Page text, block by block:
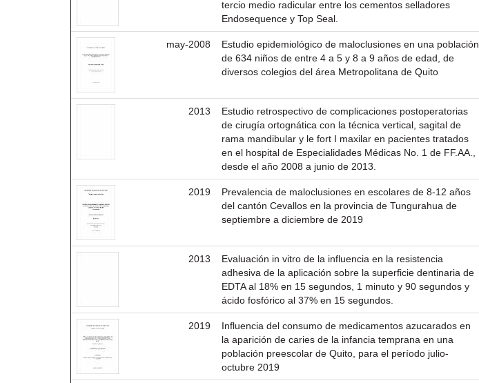
tercio medio radicular entre los cementos selladores
Endosequence y Top Seal.
may-2008
Estudio epidemiológico de maloclusiones en una población
de 634 niños de entre 4 a 5 y 8 a 9 años de edad, de
diversos colegios del área Metropolitana de Quito
2013
Estudio retrospectivo de complicaciones postoperatorias
de cirugía ortognática con la técnica vertical, sagital de
rama mandibular y le fort I maxilar en pacientes tratados
en el hospital de Especialidades Médicas No. 1 de FF.AA.,
desde el año 2008 a junio de 2013.
2019
Prevalencia de maloclusiones en escolares de 8-12 años
del cantón Cevallos en la provincia de Tungurahua de
septiembre a diciembre de 2019
2013
Evaluación in vitro de la influencia en la resistencia
adhesiva de la aplicación sobre la superficie dentinaria de
EDTA al 18% en 15 segundos, 1 minuto y 90 segundos y
ácido fosfórico al 37% en 15 segundos.
2019
Influencia del consumo de medicamentos azucarados en
la aparición de caries de la infancia temprana en una
población preescolar de Quito, para el período julio-
octubre 2019